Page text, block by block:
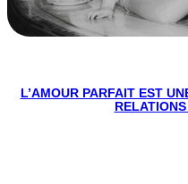
L’AMOUR PARFAIT EST